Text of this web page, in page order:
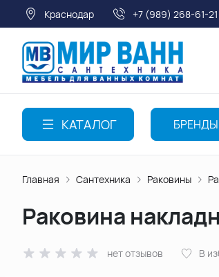
Краснодар +7 (989) 268-61-21
КАТАЛОГ БРЕНДЫ
Главная Сантехника Раковины
Раковина
нет отзывов В